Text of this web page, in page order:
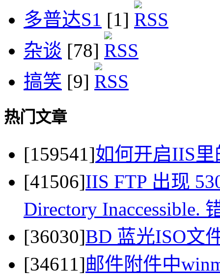
多普达S1 [1]
杂谈 [78]
搞笑 [9]
热门文章
[159541]如何开启IIS里
[41506]IIS FTP 出现
Directory Inaccessible.
[36030]BD 蓝光ISO文
[34611]邮件附件中